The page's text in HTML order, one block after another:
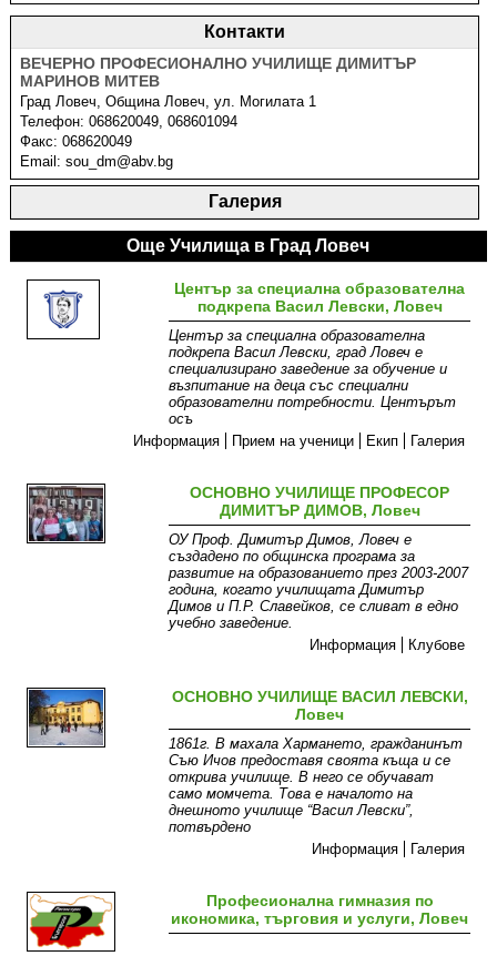
Контакти
ВЕЧЕРНО ПРОФЕСИОНАЛНО УЧИЛИЩЕ ДИМИТЪР
МАРИНОВ МИТЕВ
ГрадЛовеч,Община Ловеч,ул. Могилата 1
Телефон:068620049, 068601094
Факс:068620049
Email:sou_dm@abv.bg
Галерия
Още Училища в Град Ловеч
Център за специална образователна
подкрепа Васил Левски, Ловеч
Център за специална образователна
подкрепа Васил Левски, град Ловеч е
специализирано заведение за обучение и
възпитание на деца със специални
образователни потребности. Центърът
осъ
Информация
Прием на ученици Екип Галерия
ОСНОВНО УЧИЛИЩЕ ПРОФЕСОР
ДИМИТЪР ДИМОВ, Ловеч
ОУ Проф. Димитър Димов, Ловеч е
създадено по общинска програма за
развитие на образованието през 2003-2007
година, когато училищата Димитър
Димов и П.Р. Славейков, се сливат в едно
учебно заведение.
Информация
Клубове
ОСНОВНО УЧИЛИЩЕ ВАСИЛ ЛЕВСКИ,
Ловеч
1861г. В махала Хармането, гражданинът
Съю Ичов предоставя своята къща и се
открива училище. В него се обучават
само момчета. Това е началото на
днешното училище “Васил Левски”,
потвърдено
Информация
Галерия
Професионална гимназия по
икономика, търговия и услуги, Ловеч